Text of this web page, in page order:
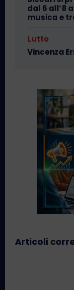
dal 6 all’8
musica e
Lutto
Vincenza
Articoli